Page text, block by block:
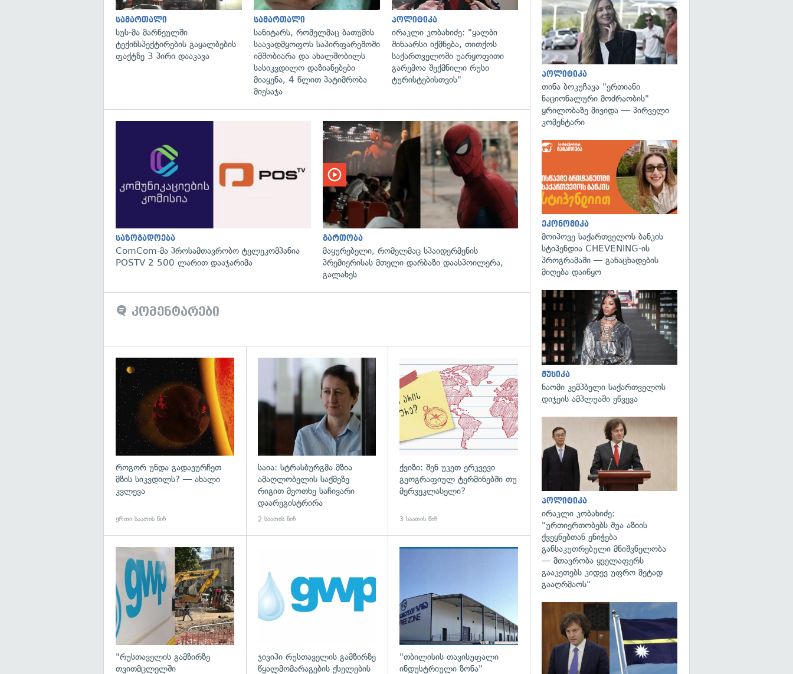
სამართალი
სუს-მა მარნეულში
ტექინსპექტირების გაყალბების
ფაქტზე 3 პირი დააკავა
სამართალი
სანიტარს, რომელმაც ბათუმის
საავადმყოფოს საპირფარეშოში
იმშობიარა და ახალშობილს
სასიკვდილო დაზიანებები
მიაყენა, 4 წლით პატიმრობა
მიესაჯა
პოლიტიკა
ირაკლი კობახიძე: "ყალბი
შინაარსი იქმნება, თითქოს
საქართველოში უარყოფითი
გარემოა შექმნილი რუსი
ტურისტებისთვის"
გადახედვა
საზოგადოება
ComCom-მა პროსამთავრობო ტელეკომპანია
POSTV 2 500 ლარით დააჯარიმა
გართობა
მაყურებელი, რომელმაც სპაიდერმენის
პრემიერისას მთელი დარბაზი დაასპოილერა,
გალახეს
კომენტარები
როგორ უნდა გადავურჩეთ
მზის სიკვდილს? — ახალი
კვლევა
ერთი საათის წინ
გადახედვა
საია: სტრასბურგმა მზია
ამაღლობელის საქმეზე
რიგით მეოთხე საჩივარი
დაარეგისტრირა
2 საათის წინ
ქვიზი: შენ უკეთ ერკვევი
გეოგრაფიულ ტერმინებში თუ
მერვეკლასელი?
3 საათის წინ
"რუსთაველის გამზირზე
თვითმცლელში
ჯივიპი რუსთაველის გამზირზე
წყალმომარაგების ქსელების
გადახედვა
"თბილისის თავისუფალი
ინდუსტრიული ზონა"
პოლიტიკა
თინა ბოკუჩავა "ერთიანი
ნაციონალური მოძრაობის"
ყრილობაზე მივიდა — პირველი
კომენტარი
ეკონომიკა
მოიპოვე საქართველოს ბანკის
სტიპენდია CHEVENING-ის
პროგრამაში — განაცხადების
მიღება დაიწყო
მუსიკა
ნაომი კემპბელი საქართველოს
დიჯეის ამპლუაში ეწვევა
პოლიტიკა
ირაკლი კობახიძე:
"ურთიერთობებს შუა აზიის
ქვეყნებთან ენიჭება
განსაკუთრებული მნიშვნელობა
— მთავრობა ყველაფერს
გააკეთებს კიდევ უფრო მეტად
გააღრმაოს"